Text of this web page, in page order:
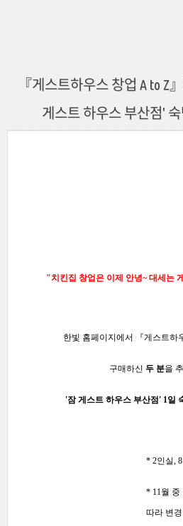
『게스트하우스 창업 A to Z
게스트 하우스 부산점'
"치킨집 창업은 이제 안녕~ 대세는
한빛 홈페이지에서 『게스트하
구매하신 두 분을
'잠 게스트 하우스 부산점' 1일
* 2인실,
* 11월 중
따라 변